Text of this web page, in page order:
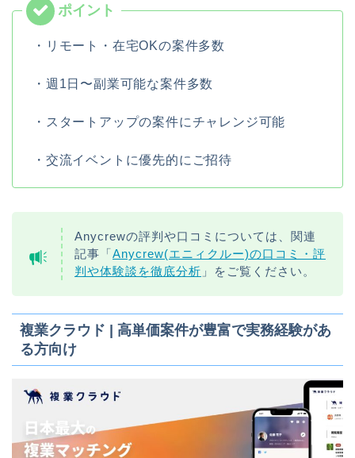
・リモート・在宅OKの案件多数
・週1日〜副業可能な案件多数
・スタートアップの案件にチャレンジ可能
・交流イベントに優先的にご招待
Anycrewの評判や口コミについては、関連
記事「Anycrew(エニィクルー)の口コミ・評
判や体験談を徹底分析 」をご覧ください。
複業クラウド | 高単価案件が豊富で実務経験があ
る方向け